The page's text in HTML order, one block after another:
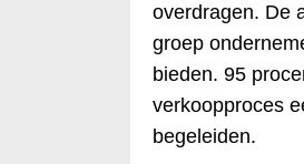
overdragen. De
groep
bieden. 95
verkoopproces
begeleiden.